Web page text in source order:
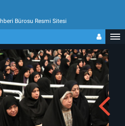
Bürosu Resmi Sitesi